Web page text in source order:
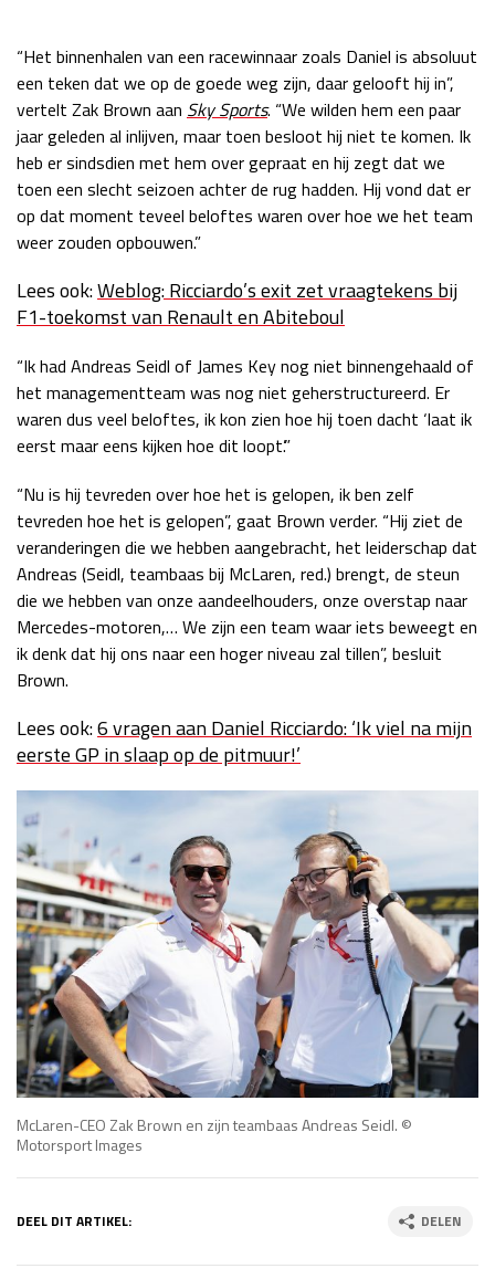
Kwalificatie
za 19:00 - 20:00
Race
zo 17:00 - 19:00
“Het binnenhalen van een racewinnaar zoals Daniel is absoluut
een teken dat we op de goede weg zijn, daar gelooft hij in”,
vertelt Zak Brown aan Sky Sports. “We wilden hem een paar
jaar geleden al inlijven, maar toen besloot hij niet te komen. Ik
heb er sindsdien met hem over gepraat en hij zegt dat we
toen een slecht seizoen achter de rug hadden. Hij vond dat er
op dat moment teveel beloftes waren over hoe we het team
weer zouden opbouwen.”
Lees ook:Weblog: Ricciardo’s exit zet vraagtekens bij
F1-toekomst van Renault en Abiteboul
“Ik had Andreas Seidl of James Key nog niet binnengehaald of
het managementteam was nog niet geherstructureerd. Er
waren dus veel beloftes, ik kon zien hoe hij toen dacht ‘laat ik
eerst maar eens kijken hoe dit loopt’.”
“Nu is hij tevreden over hoe het is gelopen, ik ben zelf
tevreden hoe het is gelopen”, gaat Brown verder. “Hij ziet de
veranderingen die we hebben aangebracht, het leiderschap dat
Andreas (Seidl, teambaas bij McLaren, red.) brengt, de steun
die we hebben van onze aandeelhouders, onze overstap naar
Mercedes-motoren,… We zijn een team waar iets beweegt en
ik denk dat hij ons naar een hoger niveau zal tillen”, besluit
Brown.
Lees ook:6 vragen aan Daniel Ricciardo: ‘Ik viel na mijn
eerste GP in slaap op de pitmuur!’
McLaren-CEO Zak Brown en zijn teambaas Andreas Seidl. ©
Motorsport Images
DEEL DIT ARTIKEL: DELEN